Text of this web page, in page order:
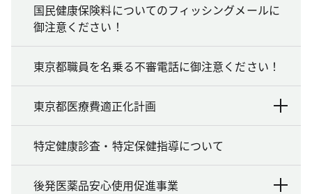
国民健康保険料についてのフィッシングメールに
御注意ください！
東京都職員を名乗る不審電話に御注意ください！
東京都医療費適正化計画
特定健康診査・特定保健指導について
後発医薬品安心使用促進事業